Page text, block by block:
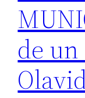
de